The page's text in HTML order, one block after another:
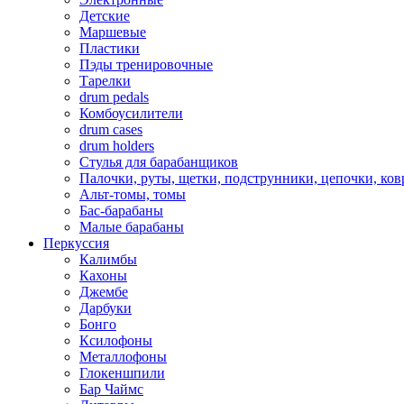
Детские
Маршевые
Пластики
Пэды тренировочные
Тарелки
drum pedals
Комбоусилители
drum cases
drum holders
Стулья для барабанщиков
Палочки, руты, щетки, подструнники, цепочки,
Альт-томы, томы
Бас-барабаны
Малые барабаны
Перкуссия
Калимбы
Кахоны
Джембе
Дарбуки
Бонго
Ксилофоны
Металлофоны
Глокеншпили
Бар Чаймс